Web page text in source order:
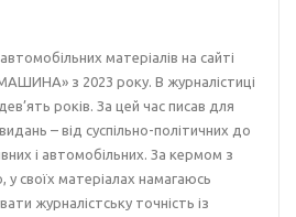
матеріалів на сайті
з 2023 року. В журналістиці
років. За цей час писав для
– від суспільно-політичних до
і автомобільних. За кермом з
у своїх матеріалах намагаюсь
журналістську точність із